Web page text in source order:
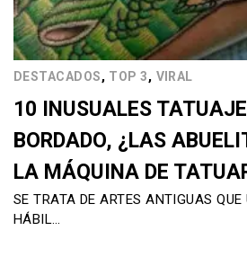
DESTACADOS, TOP 3, VIRAL
10 INUSUALES
BORDADO, ¿LAS
LA MÁQUINA DE
SE TRATA DE ARTES ANTIGUAS
HÁBIL…